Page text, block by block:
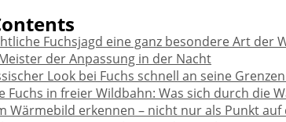
Fuchsjagd eine ganz besondere Art der
der Anpassung in der Nacht
Look bei Fuchs schnell an seine
Fuchs in freier Wildbahn: Was sich durch die
Wärmebild erkennen – nicht nur als Punkt